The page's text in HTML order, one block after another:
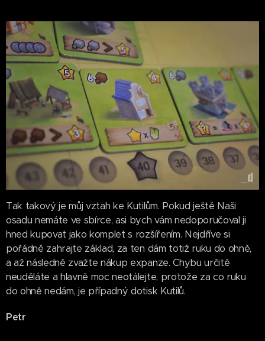
Tak takový je můj vztah ke Kutilům. Pokud ještě Naši
osadu nemáte ve sbírce, asi bych vám nedoporučoval ji
hned kupovat jako komplet s rozšířením. Nejdříve si
pořádně zahrajte základ, za ten dám totiž ruku do ohně,
a až následně zvažte nákup expanze. Chybu určitě
neuděláte a hlavně moc neotálejte, protože za co ruku
do ohně nedám, je případný dotisk Kutilů.
Petr